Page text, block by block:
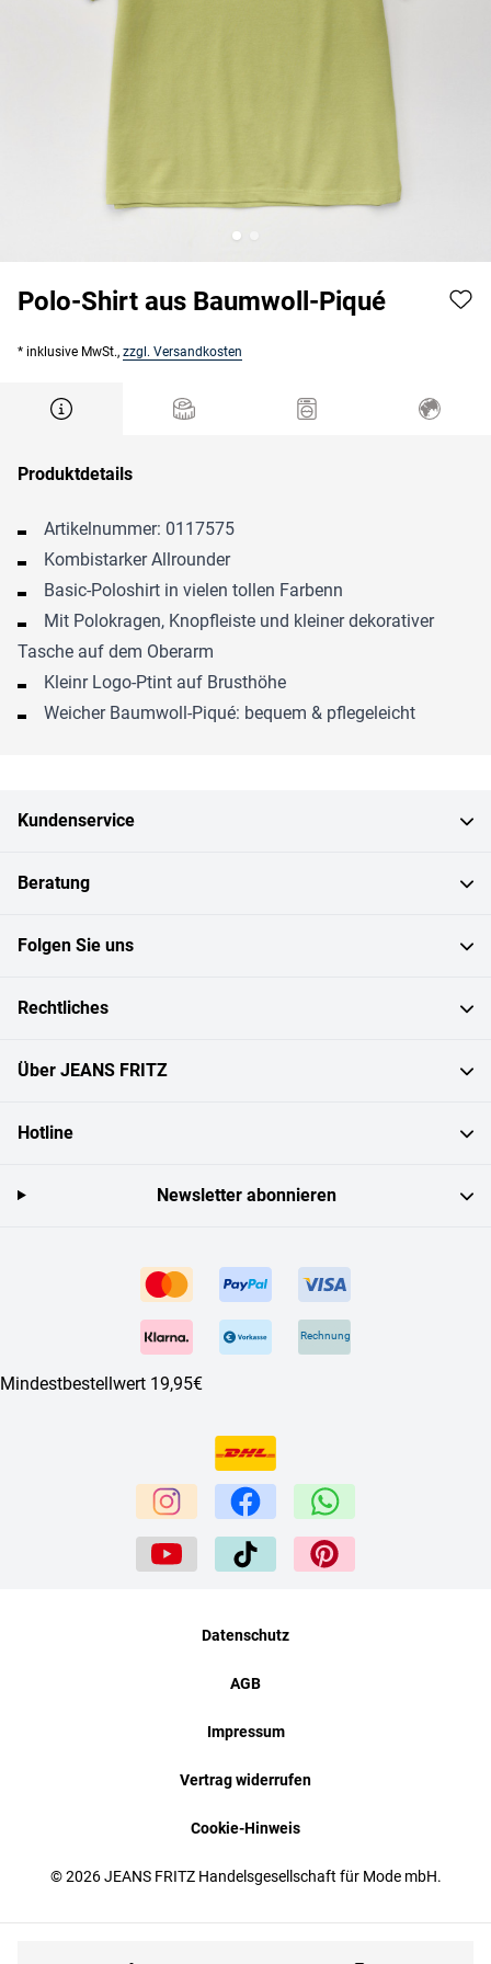
Polo-Shirt aus Baumwoll-Piqué
* inklusive MwSt., zzgl. Versandkosten
Produktdetails
Artikelnummer: 0117575
Kombistarker Allrounder
Basic-Poloshirt in vielen tollen Farbenn
Mit Polokragen, Knopfleiste und kleiner dekorativer
Tasche auf dem Oberarm
Kleinr Logo-Ptint auf Brusthöhe
Weicher Baumwoll-Piqué: bequem & pflegeleicht
Kundenservice
Beratung
Folgen Sie uns
Rechtliches
Über JEANS FRITZ
Hotline
Rechnung
Mindestbestellwert 19,95€
Newsletter abonnieren
© 2026 JEANS FRITZ Handelsgesellschaft für Mode mbH.
Datenschutz
AGB
Impressum
Vertrag widerrufen
Cookie-Hinweis